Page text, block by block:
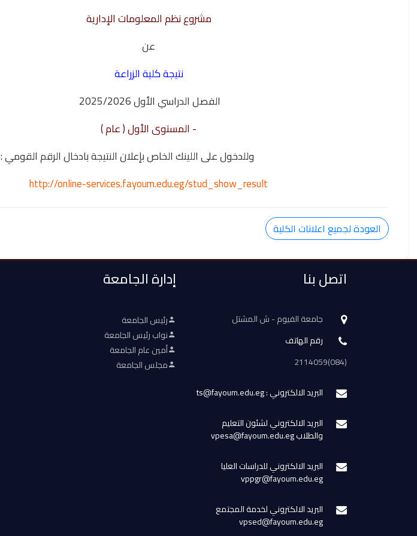
مشروع نظم المعلومات الإدارية
عن
نتيجة كلية الزراعة
الفصل الدراسي الأول 2025/2026
- المستوى الأول ( عام )
وللدخول على اللينك الخاص بإعلان النتيجة بادخال الرقم القومي :
http://online-services.fayoum.edu.eg/stud_show_result
العودة لجميع اعلانات الكلية
اتصل بنا
جامعة الفيوم - ش المشتل
رقم الهاتف
(084)2114059
البريد الالكتروني : ts@fayoum.edu.eg
البريد الالكتروني لشئون التعليم
والطلاب vpesa@fayoum.edu.eg
البريد الالكتروني للدراسات العليا
vppgr@fayoum.edu.eg
البريد الالكتروني لخدمة المجتمع
vpsed@fayoum.edu.eg
إدارة الجامعة
رئيس الجامعة
نواب رئيس الجامعة
أمين عام الجامعة
مجلس الجامعة